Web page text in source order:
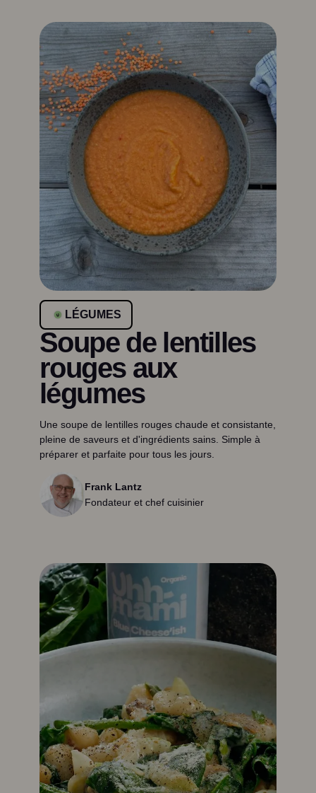
LÉGUMES
Soupe de lentilles
rouges aux
légumes
Une soupe de lentilles rouges chaude et consistante,
pleine de saveurs et d'ingrédients sains. Simple à
préparer et parfaite pour tous les jours.
Frank Lantz
Fondateur et chef cuisinier